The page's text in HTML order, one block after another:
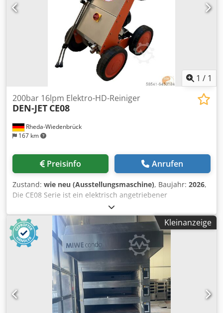
1 / 1
Rheda-Wiedenbrück
167 km
200bar 16lpm Elektro-HD-Reiniger
DEN-JET CE08
Preisinfo Anrufen
Zustand: wie neu (Ausstellungsmaschine), Baujahr: 2026,
Die CE08 Serie ist ein elektrisch angetriebener
Hochdruckreiniger. Dieses Modell ist das ideale Werkzeug
für allgemeine Reinigungsarbeiten. Eingebaut in einen
Edelstahlrahmen, ist dieser robuste Hochdruckreiniger
leicht zu bewegen und kann mit verschiedenem Zubehör,
wie Rotordüsen, Chemie-Injektoren und einem
Sandstrahlkit ausgestattet werden. Ähnlich aber kein
Dynajet, Falch, Kärcher, Oertzen, etc. Djdpfjhf Nakex Afljck
Verfügbare Modelle: ----- CE08-series L/min CE08-200 bar
15 7,5 hp water blaster unit 50Hz CE08-200 bar 15 7,5 hp
water blaster unit 60Hz CE08-200 bar 15 7,5 hp water
blaster unit 50Hz with start/stop CE08-200 bar 15 7,5 hp
Kleinanzeige